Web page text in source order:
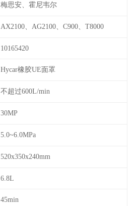
梅思安、霍尼韦尔
AX2100、AG2100、C900、T8000
10165420
Hycar橡胶UE面罩
不超过600L/min
30MP
5.0~6.0MPa
520x350x240mm
6.8L
45min